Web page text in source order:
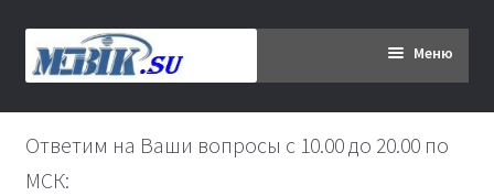
Перейти
к
Перейти
к
Меню
Главная
Дипломникам
Ответим на Ваши вопросы с 10.00 до 20.00 по
МСК: